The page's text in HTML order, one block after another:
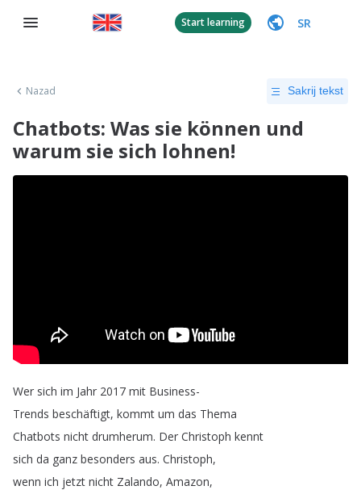
Start learning SR
Nazad Sakrij tekst
Chatbots: Was sie können und
warum sie sich lohnen!
Wer sich im Jahr 2017 mit Business-
Trends beschäftigt, kommt um das Thema
Chatbots nicht drumherum. Der Christoph kennt
sich da ganz besonders aus. Christoph,
wenn ich jetzt nicht Zalando, Amazon,